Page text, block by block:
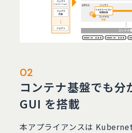
02
コンテナ基盤でも分
GUI を搭載
本アプライアンスは